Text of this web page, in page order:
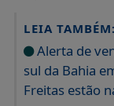
LEIA TAMBÉM:
Alerta de
sul da Bahia
Freitas estão